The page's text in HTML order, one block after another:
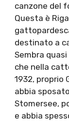
canzone del
Questa è
destinato a
Sembra
che nella
1932, proprio
abbia
Stomersee,
e abbia